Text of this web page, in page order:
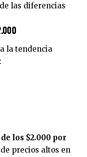
las diferencias
la tendencia
los $2.000 por
precios altos en